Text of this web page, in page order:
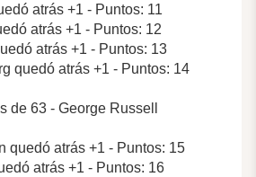
atrás +1 - Puntos: 11
atrás +1 - Puntos: 12
atrás +1 - Puntos: 13
quedó atrás +1 - Puntos: 14
de 63 - George Russell
quedó atrás +1 - Puntos: 15
atrás +1 - Puntos: 16